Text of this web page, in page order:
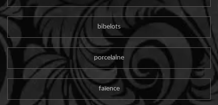
bibelots
porcelaine
faïence